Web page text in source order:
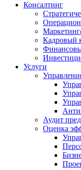
Консалтинг
Кадровый
Услуги
Аудит
Оценка